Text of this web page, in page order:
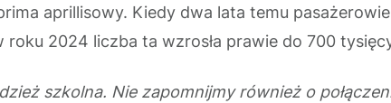
aprillisowy. Kiedy dwa lata temu
2024 liczba ta wzrosła prawie do 700
szkolna. Nie zapomnijmy również o